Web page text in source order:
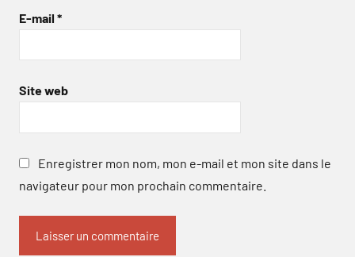
E-mail *
Site web
Enregistrer mon nom, mon e-mail et mon site dans le
navigateur pour mon prochain commentaire.